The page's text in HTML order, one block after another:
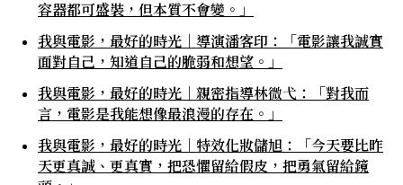
容器都可盛裝，但本質不會變。」
我與電影，最好的時光｜導演潘客印：「電影讓我誠實
面對自己，知道自己的脆弱和想望。」
我與電影，最好的時光｜親密指導林微弋：「對我而
言，電影是我能想像最浪漫的存在。」
我與電影，最好的時光｜特效化妝儲旭：「今天要比昨
天更真誠、更真實，把恐懼留給假皮，把勇氣留給鏡